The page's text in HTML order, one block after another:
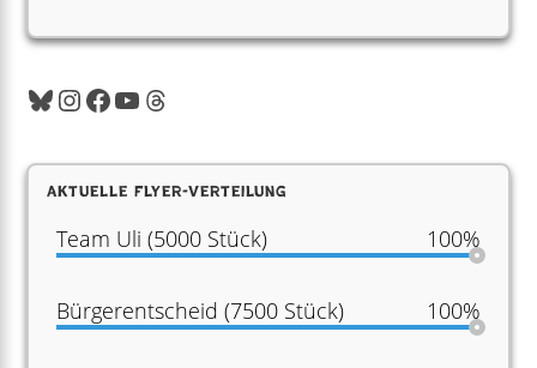
Aktuelle Flyer-Verteilung
Team Uli (5000 Stück) 100%
Bürgerentscheid (7500 Stück) 100%